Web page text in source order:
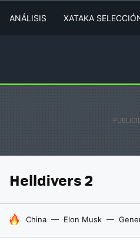
ANÁLISIS XATAKA
Helldivers 2
HOY SE HABLA DE
China Elon Musk